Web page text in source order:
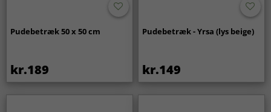
Pudebetræk 50 x 50 cm
kr.189
Pudebetræk - Yrsa (lys beige)
kr.149